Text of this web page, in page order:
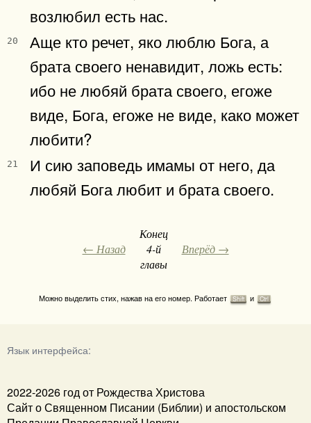
возлюбил есть нас.
20
Аще кто речет, яко люблю Бога, а
брата своего ненавидит, ложь есть:
ибо не любяй брата своего, егоже
виде, Бога, егоже не виде, како может
любити?
21
И сию заповедь имамы от него, да
любяй Бога любит и брата своего.
← Назад
Конец
4-й
главы
Вперёд →
Можно выделить стих, нажав на его номер. Работает Shift и Ctrl
Язык интерфейса:
2022-2026 год от Рождества Христова
Сайт о Священном Писании (Библии) и апостольском